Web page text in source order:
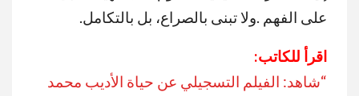
على الفهم ولا تبنى بالصراع، بل بالتكامل
اقرأ للكاتب:
“شاهد: الفيلم التسجيلي عن حياة الأديب محمد